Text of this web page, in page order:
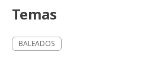
Temas
BALEADOS